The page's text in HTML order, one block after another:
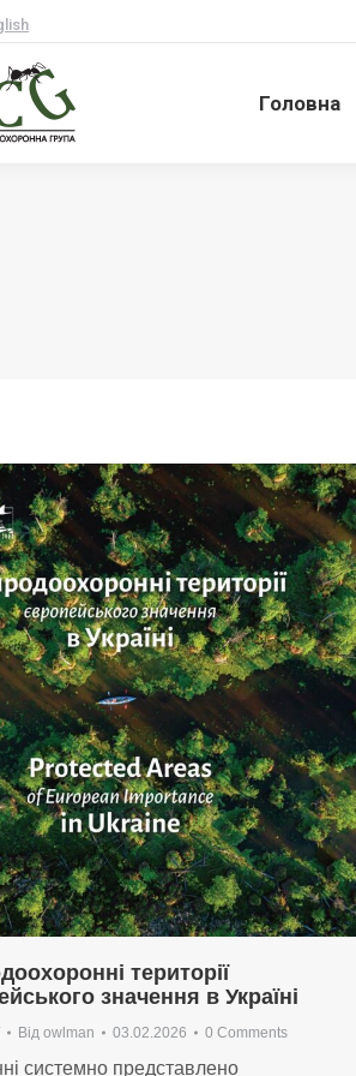
Головна
території
значення в Україні
Від owlman 03.02.2026 0 Comments
системно представлено
Головна